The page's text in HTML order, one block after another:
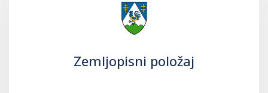
Zemljopisni položaj